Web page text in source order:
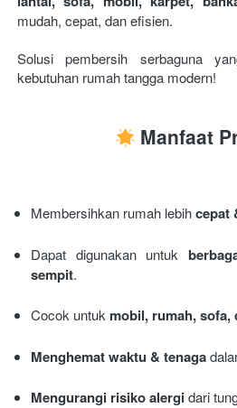
mudah, cepat, dan efisien.
Solusi pembersih serbaguna
kebutuhan rumah tangga modern!
Manfaat
Membersihkan rumah lebih cepat
Dapat digunakan untuk
sempit.
Cocok untuk mobil, rumah, sofa,
Menghemat waktu & tenaga
Mengurangi risiko alergi dari